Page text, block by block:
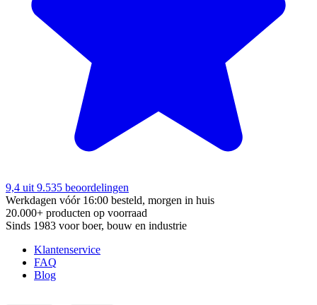
9,4 uit 9.535 beoordelingen
Werkdagen vóór 16:00 besteld, morgen in huis
20.000+ producten op voorraad
Sinds 1983 voor boer, bouw en industrie
Klantenservice
FAQ
Blog